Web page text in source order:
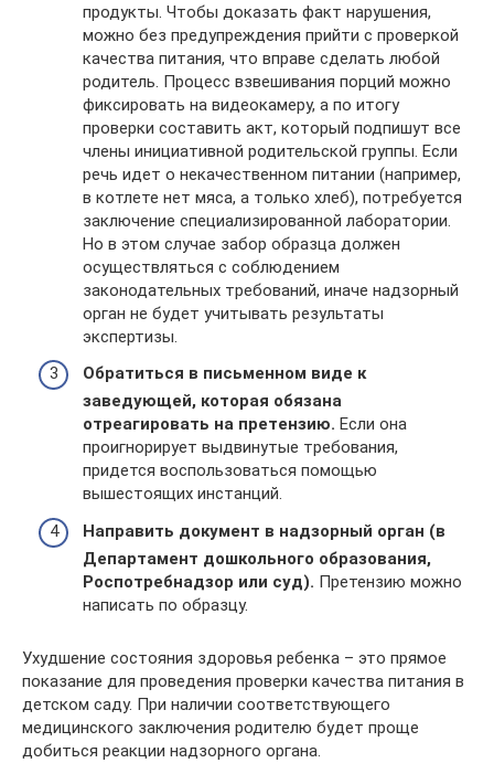
продукты. Чтобы доказать факт нарушения,
можно без предупреждения прийти с проверкой
качества питания, что вправе сделать любой
родитель. Процесс взвешивания порций можно
фиксировать на видеокамеру, а по итогу
проверки составить акт, который подпишут все
члены инициативной родительской группы. Если
речь идет о некачественном питании (например,
в котлете нет мяса, а только хлеб), потребуется
заключение специализированной лаборатории.
Но в этом случае забор образца должен
осуществляться с соблюдением
законодательных требований, иначе надзорный
орган не будет учитывать результаты
экспертизы.
Обратиться в письменном виде к
заведующей, которая обязана
отреагировать на претензию. Если она
проигнорирует выдвинутые требования,
придется воспользоваться помощью
вышестоящих инстанций.
Направить документ в надзорный орган (в
Департамент дошкольного образования,
Роспотребнадзор или суд). Претензию можно
написать по образцу.
Ухудшение состояния здоровья ребенка – это прямое
показание для проведения проверки качества питания в
детском саду. При наличии соответствующего
медицинского заключения родителю будет проще
добиться реакции надзорного органа.